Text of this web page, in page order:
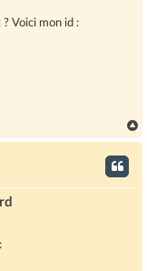
Voici mon id :
a